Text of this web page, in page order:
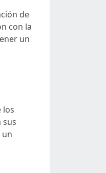
de
con la
un
los
sus
un